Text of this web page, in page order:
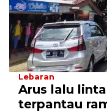
Lebaran
Arus lalu
terpantau